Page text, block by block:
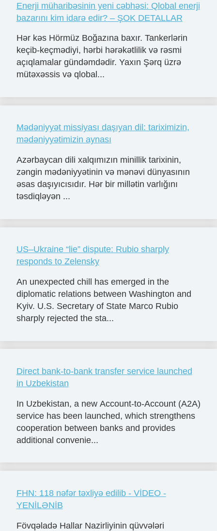
Enerji müharibəsinin yeni cəbhəsi: Qlobal enerji
bazarını kim idarə edir? – ŞOK DETALLAR
Hər kəs Hörmüz Boğazına baxır. Tankerlərin
keçib-keçmədiyi, hərbi hərəkətlilik və rəsmi
açıqlamalar gündəmdədir. Yaxın Şərq üzrə
mütəxəssis və qlobal...
Mədəniyyət missiyası daşıyan dil: tariximizin,
mədəniyyətimizin aynası
Azərbaycan dili xalqımızın minillik tarixinin,
zəngin mədəniyyətinin və mənəvi dünyasının
əsas daşıyıcısıdır. Hər bir millətin varlığını
təsdiqləyən ...
US–Ukraine “lie” dispute: Rubio sharply
responds to Zelensky
An unexpected chill has emerged in the
diplomatic relations between Washington and
Kyiv. U.S. Secretary of State Marco Rubio
sharply rejected the sta...
Direct bank-to-bank transfer service launched
in Uzbekistan
In Uzbekistan, a new Account-to-Account (A2A)
service has been launched, which strengthens
cooperation between banks and provides
additional convenie...
FHN: 118 nəfər təxliyə edilib - VİDEO -
YENİLƏNİB
Fövqəladə Hallar Nazirliyinin qüvvələri